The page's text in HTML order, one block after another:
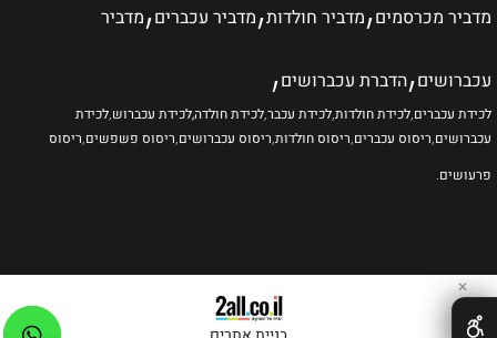
מדביר מכרסמים מדביר חולדות מדביר עכברים מדביר
עכברושים,הדברת עכברושים,
לכידת עכברים,לכידת חולדות,לכידת עכבר,לכידת חולדה,לכידת עכברוש,לכידת
עכברושים,ריסוס עכברים,ריסוס חולדות,ריסוס עכברושים,ריסוס פשפשים,ריסוס
פרעושים.
✕